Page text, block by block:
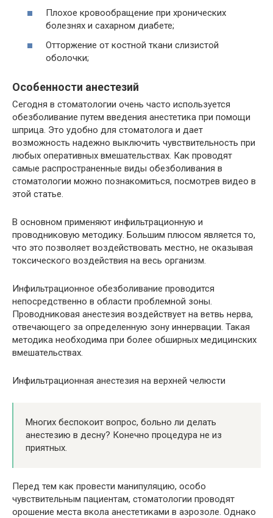
Плохое кровообращение при хронических
болезнях и сахарном диабете;
Отторжение от костной ткани слизистой
оболочки;
Особенности анестезий
Сегодня в стоматологии очень часто используется
обезболивание путем введения анестетика при помощи
шприца. Это удобно для стоматолога и дает
возможность надежно выключить чувствительность при
любых оперативных вмешательствах. Как проводят
самые распространенные виды обезболивания в
стоматологии можно познакомиться, посмотрев видео в
этой статье.
В основном применяют инфильтрационную и
проводниковую методику. Большим плюсом является то,
что это позволяет воздействовать местно, не оказывая
токсического воздействия на весь организм.
Инфильтрационное обезболивание проводится
непосредственно в области проблемной зоны.
Проводниковая анестезия воздействует на ветвь нерва,
отвечающего за определенную зону иннервации. Такая
методика необходима при более обширных медицинских
вмешательствах.
Инфильтрационная анестезия на верхней челюсти
Многих беспокоит вопрос, больно ли делать
анестезию в десну? Конечно процедура не из
приятных.
Перед тем как провести манипуляцию, особо
чувствительным пациентам, стоматологии проводят
орошение места вкола анестетиками в аэрозоле. Однако